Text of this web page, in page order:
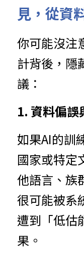
見，從資
你可能沒注
計背後，隱
議：
1. 資料偏誤
如果AI的訓
國家或特定
他語言、族
很可能被系
遭到「低估
果。